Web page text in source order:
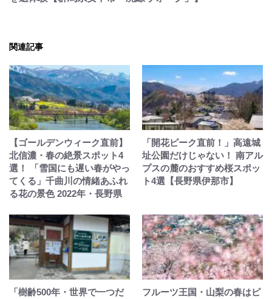
関連記事
【ゴールデンウィーク直前】
北信濃・春の絶景スポット4
選！ 「雪国にも遅い春がやっ
てくる」千曲川の情緒あふれ
る花の景色 2022年・長野県
「開花ピーク直前！」高遠城
址公園だけじゃない！ 南アル
プスの麓のおすすめ桜スポッ
ト4選【長野県伊那市】
「樹齢500年・世界で一つだ フルーツ王国・山梨の春はピ